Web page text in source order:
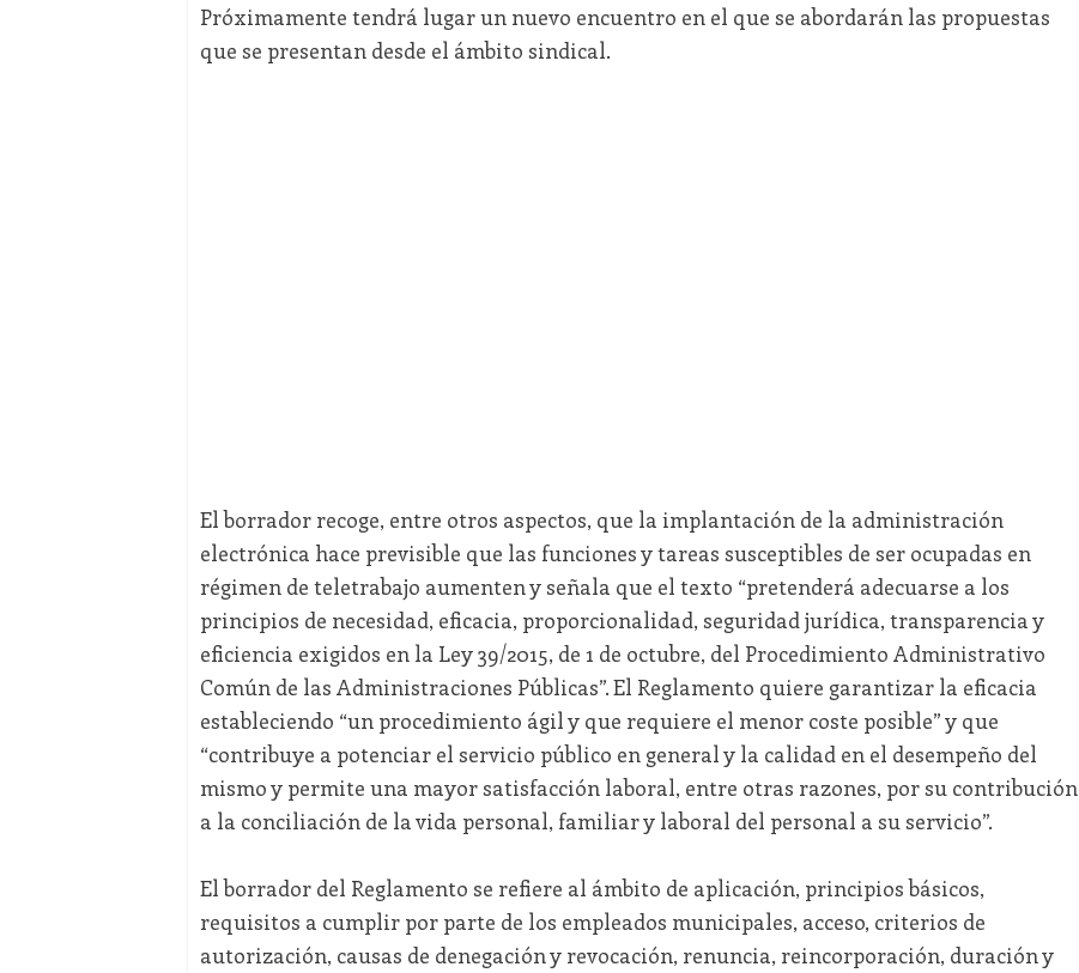
Próximamente tendrá lugar un nuevo encuentro en el que se abordarán las propuestas
que se presentan desde el ámbito sindical.
El borrador recoge, entre otros aspectos, que la implantación de la administración
electrónica hace previsible que las funciones y tareas susceptibles de ser ocupadas en
régimen de teletrabajo aumenten y señala que el texto “pretenderá adecuarse a los
principios de necesidad, eficacia, proporcionalidad, seguridad jurídica, transparencia y
eficiencia exigidos en la Ley 39/2015, de 1 de octubre, del Procedimiento Administrativo
Común de las Administraciones Públicas”. El Reglamento quiere garantizar la eficacia
estableciendo “un procedimiento ágil y que requiere el menor coste posible” y que
“contribuye a potenciar el servicio público en general y la calidad en el desempeño del
mismo y permite una mayor satisfacción laboral, entre otras razones, por su contribución
a la conciliación de la vida personal, familiar y laboral del personal a su servicio”.
El borrador del Reglamento se refiere al ámbito de aplicación, principios básicos,
requisitos a cumplir por parte de los empleados municipales, acceso, criterios de
autorización, causas de denegación y revocación, renuncia, reincorporación, duración y